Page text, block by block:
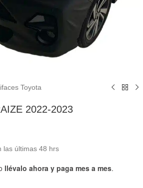
Toyota
2022-2023
las últimas 48 hrs
llévalo ahora y paga mes a mes.